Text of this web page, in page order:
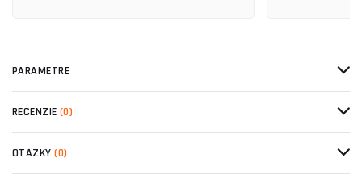
PARAMETRE
RECENZIE (0)
OTÁZKY(0)